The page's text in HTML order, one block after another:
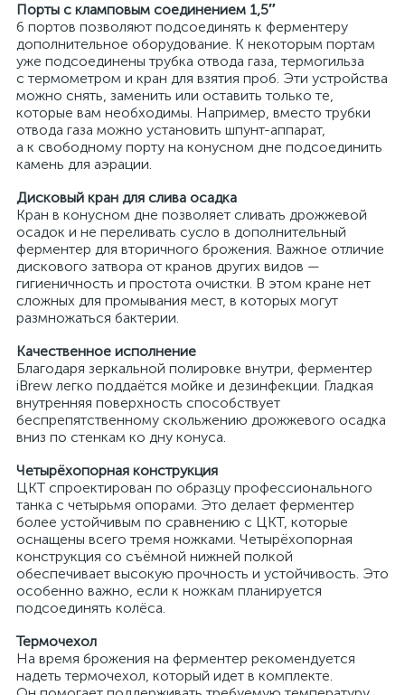
Порты с кламповым соединением 1,5″
6 портов позволяют подсоединять к ферментеру
дополнительное оборудование. К некоторым портам
уже подсоединены трубка отвода газа, термогильза
с термометром и кран для взятия проб. Эти устройства
можно снять, заменить или оставить только те,
которые вам необходимы. Например, вместо трубки
отвода газа можно установить шпунт-аппарат,
а к свободному порту на конусном дне подсоединить
камень для аэрации.
Дисковый кран для слива осадка
Кран в конусном дне позволяет сливать дрожжевой
осадок и не переливать сусло в дополнительный
ферментер для вторичного брожения. Важное отличие
дискового затвора от кранов других видов —
гигиеничность и простота очистки. В этом кране нет
сложных для промывания мест, в которых могут
размножаться бактерии.
Качественное исполнение
Благодаря зеркальной полировке внутри, ферментер
iBrew легко поддаётся мойке и дезинфекции. Гладкая
внутренняя поверхность способствует
беспрепятственному скольжению дрожжевого осадка
вниз по стенкам ко дну конуса.
Четырёхопорная конструкция
ЦКТ спроектирован по образцу профессионального
танка с четырьмя опорами. Это делает ферментер
более устойчивым по сравнению с ЦКТ, которые
оснащены всего тремя ножками. Четырёхопорная
конструкция со съёмной нижней полкой
обеспечивает высокую прочность и устойчивость. Это
особенно важно, если к ножкам планируется
подсоединять колёса.
Термочехол
На время брожения на ферментер рекомендуется
надеть термочехол, который идет в комплекте.